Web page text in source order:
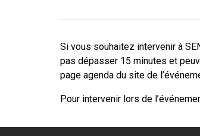
Si vous souhaitez intervenir à
pas dépasser 15 minutes et
page agenda du site de
Pour intervenir lors de